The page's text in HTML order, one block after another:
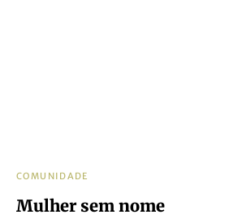
COMUNIDADE
Mulher sem nome